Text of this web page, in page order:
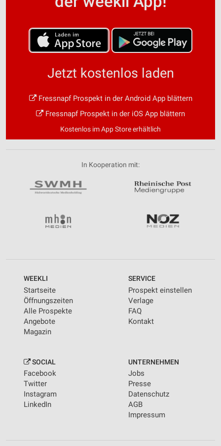
Jetzt kostenlos laden
Fressnapf Prospekt in der Android App blättern
Fressnapf Prospekt in der iOS App blättern
Kostenlos im App Store erhältlich
In Kooperation mit:
WEEKLI
Startseite
Öffnungszeiten
Alle Prospekte
Angebote
Magazin
SERVICE
Prospekt einstellen
Verlage
FAQ
Kontakt
SOCIAL
Facebook
Twitter
Instagram
LinkedIn
UNTERNEHMEN
Jobs
Presse
Datenschutz
AGB
Impressum